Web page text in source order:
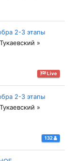
2-3 этапы
»
Live
2-3 этапы
»
132